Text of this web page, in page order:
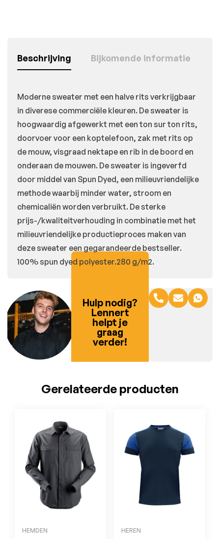
Beschrijving Bijkomende informatie
Moderne sweater met een halve rits verkrijgbaar
in diverese commerciële kleuren. De sweater is
hoogwaardig afgewerkt met een ton sur ton rits,
doorvoer voor een koptelefoon, zak met rits op
de mouw, visgraad nektape en rib in de boord en
onderaan de mouwen. De sweater is ingeverfd
door middel van Spun Dyed, een milieuvriendelijke
methode waarbij minder water, stroom en
chemicaliën worden verbruikt. De sterke
prijs-/kwaliteitverhouding in combinatie met het
milieuvriendelijke productieproces maken van
deze sweater een gegarandeerde bestseller.
100% spun dyed polyester.280 g/m2.
Hulp nodig?
Lennert
helpt je
graag
verder!
Gerelateerde producten
HEMDEN
HEREN